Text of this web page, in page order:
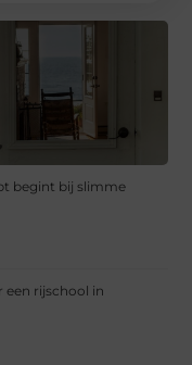
begint bij slimme
een rijschool in